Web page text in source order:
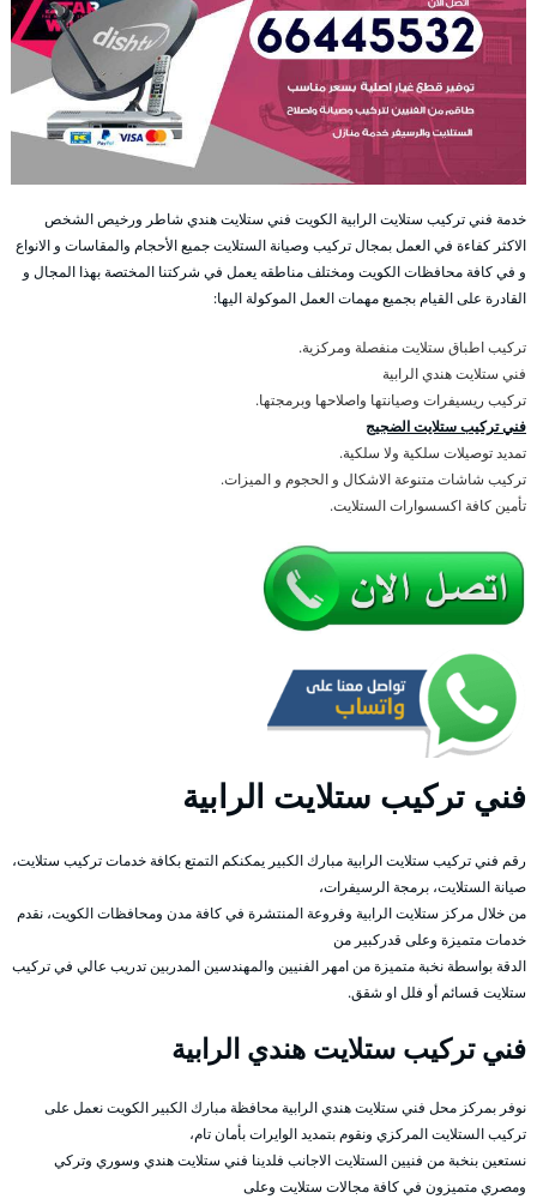
خدمة فني تركيب ستلايت الرابية الكويت فني ستلايت هندي شاطر ورخيص الشخص
الاكثر كفاءة في العمل بمجال تركيب وصيانة الستلايت جميع الأحجام والمقاسات و الانواع
و في كافة محافظات الكويت ومختلف مناطقه يعمل في شركتنا المختصة بهذا المجال و
القادرة على القيام بجميع مهمات العمل الموكولة اليها:
تركيب اطباق ستلايت منفصلة ومركزية.
فني ستلايت هندي الرابية
تركيب ريسيفرات وصيانتها واصلاحها وبرمجتها.
فني تركيب ستلايت الضجيج
تمديد توصيلات سلكية ولا سلكية.
تركيب شاشات متنوعة الاشكال و الحجوم و الميزات.
تأمين كافة اكسسوارات الستلايت.
فني تركيب ستلايت الرابية
رقم فني تركيب ستلايت الرابية مبارك الكبير يمكنكم التمتع بكافة خدمات تركيب ستلايت،
صيانة الستلايت، برمجة الرسيفرات،
من خلال مركز ستلايت الرابية وفروعة المنتشرة في كافة مدن ومحافظات الكويت، نقدم
خدمات متميزة وعلى قدركبير من
الدقة بواسطة نخبة متميزة من امهر الفنيين والمهندسين المدربين تدريب عالي في تركيب
ستلايت قسائم أو فلل او شقق.
فني تركيب ستلايت هندي الرابية
نوفر بمركز محل فني ستلايت هندي الرابية محافظة مبارك الكبير الكويت نعمل على
تركيب الستلايت المركزي ونقوم بتمديد الوايرات بأمان تام،
نستعين بنخبة من فنيين الستلايت الاجانب فلدينا فني ستلايت هندي وسوري وتركي
ومصري متميزون في كافة مجالات ستلايت وعلى